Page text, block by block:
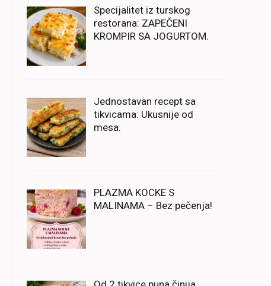
Specijalitet iz turskog
restorana: ZAPEČENI
KROMPIR SA JOGURTOM.
Jednostavan recept sa
tikvicama: Ukusnije od
mesa.
PLAZMA KOCKE S
MALINAMA – Bez pečenja!